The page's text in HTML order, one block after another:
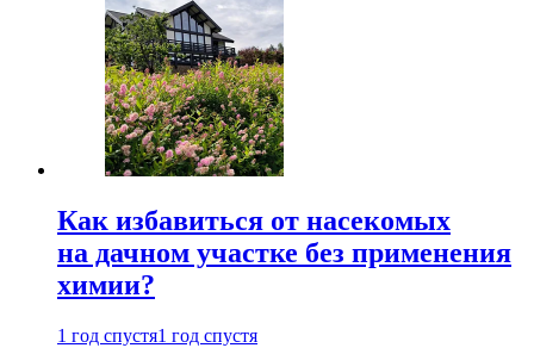
Как избавиться от насекомых
на дачном участке без применения
химии?
1 год спустя1 год спустя